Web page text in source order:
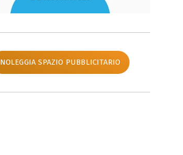
NOLEGGIA SPAZIO PUBBLICITARIO